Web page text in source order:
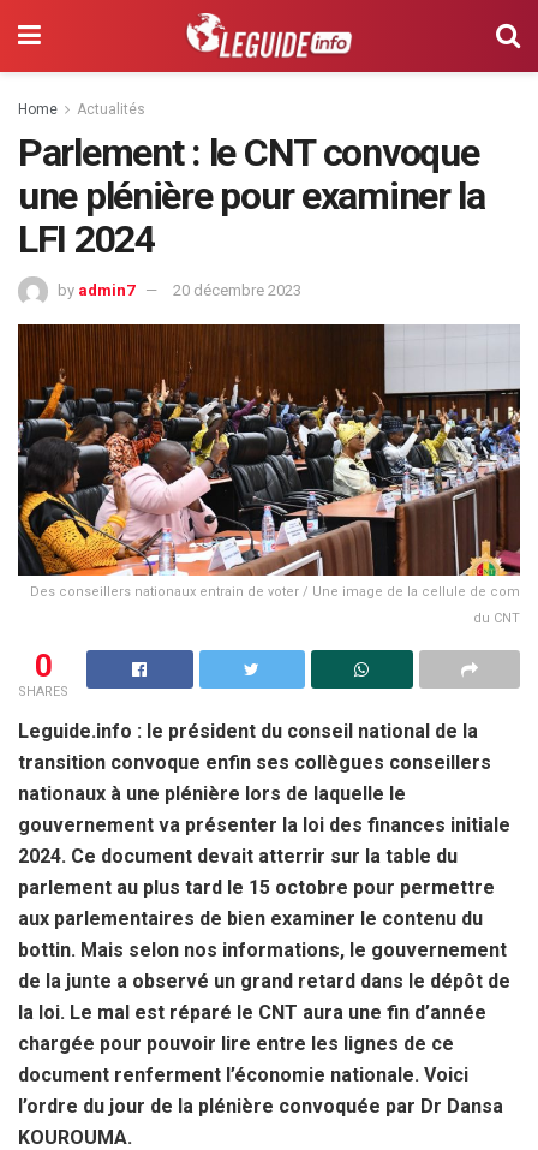
Home Actualités
Parlement : le CNT convoque
une plénière pour examiner la
LFI 2024
by admin7 20 décembre 2023
Des conseillers nationaux entrain de voter / Une image de la cellule de com
du CNT
0
SHARES
Leguide.info : le président du conseil national de la
transition convoque enfin ses collègues conseillers
nationaux à une plénière lors de laquelle le
gouvernement va présenter la loi des finances initiale
2024. Ce document devait atterrir sur la table du
parlement au plus tard le 15 octobre pour permettre
aux parlementaires de bien examiner le contenu du
bottin. Mais selon nos informations, le gouvernement
de la junte a observé un grand retard dans le dépôt de
la loi. Le mal est réparé le CNT aura une fin d’année
chargée pour pouvoir lire entre les lignes de ce
document renferment l’économie nationale. Voici
l’ordre du jour de la plénière convoquée par Dr Dansa
KOUROUMA.